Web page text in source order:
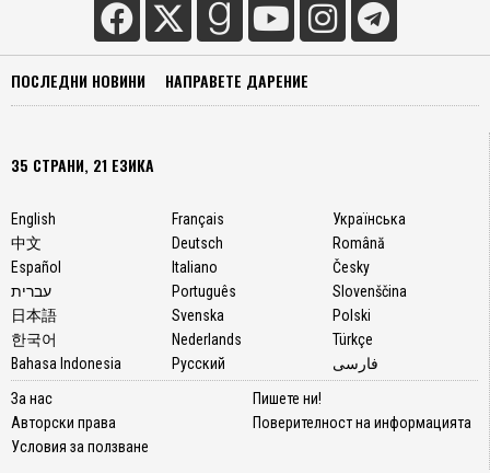
ПОСЛЕДНИ НОВИНИ НАПРАВЕТЕ ДАРЕНИЕ
35 СТРАНИ, 21 ЕЗИКА
English
中文
Español
עברית
日本語
한국어
Bahasa Indonesia
Français
Deutsch
Italiano
Português
Svenska
Nederlands
Русский
Українська
Română
Česky
Slovenščina
Polski
Türkçe
فارسی
За нас
Авторски права
Условия за ползване
Пишете ни!
Поверителност на информацията